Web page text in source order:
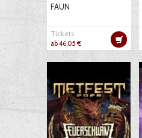
FAUN
Tickets
ab 46,05 €